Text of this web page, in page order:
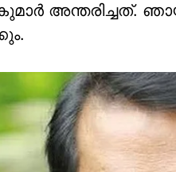
അന്തരിച്ചത്.